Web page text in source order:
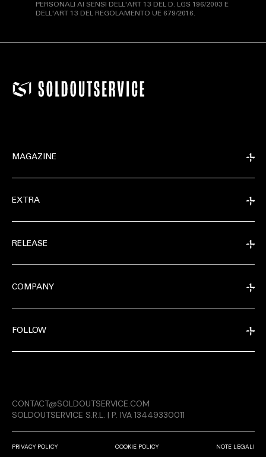
RELEASE
PERSONALI AI SENSI DELL'ART 13 DEL D. LGS 196/2003 E
DELL'ART 13 DEL REGOLAMENTO UE 679/2016.
MAGAZINE
EXTRA
RELEASE
COMPANY
FOLLOW
PRIVACY POLICY COOKIE POLICY NOTE LEGALI
CONTACT@SOLDOUTSERVICE.COM
SOLDOUTSERVICE S.R.L. | P. IVA 13449330011